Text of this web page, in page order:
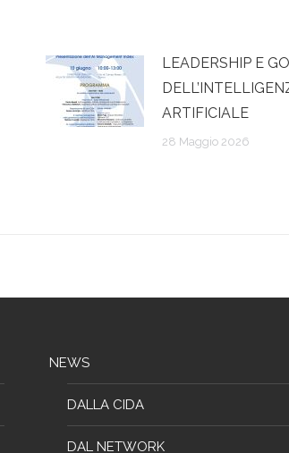
LEADERSHIP E
ARTIFICIALE
28 Maggio 2026
NEWS
DALLA CIDA
DAL NETWORK